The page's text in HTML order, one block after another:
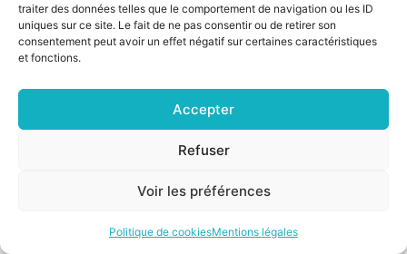
traiter des données telles que le comportement de navigation ou les ID
uniques sur ce site. Le fait de ne pas consentir ou de retirer son
consentement peut avoir un effet négatif sur certaines caractéristiques
et fonctions.
Accepter
Refuser
Voir les préférences
Politique de cookiesMentions légales
5 février 2018